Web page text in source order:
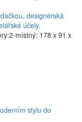
designérská
účely.
místný: 178 x 91 x